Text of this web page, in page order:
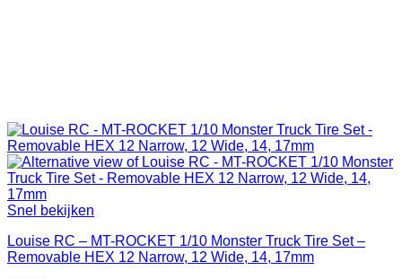
Snel bekijken
Louise RC – MT-ROCKET 1/10 Monster Truck Tire Set –
Removable HEX 12 Narrow, 12 Wide, 14, 17mm